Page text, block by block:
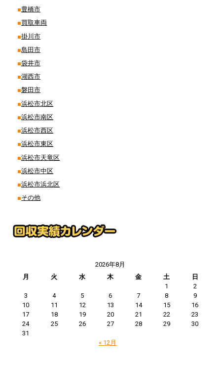
豊橋市
買取車両
掛川市
島田市
袋井市
湖西市
磐田市
浜松市北区
浜松市南区
浜松市西区
浜松市東区
浜松市天竜区
浜松市中区
浜松市浜北区
その他
2026年8月
月
火 水 木 金 土
日
1
2
3
4 5 6 7 8
9
10
11 12 13 14 15
16
17
18 19 20 21 22
23
24
25 26 27 28 29
30
31
« 12月